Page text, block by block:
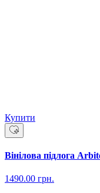
Купити
Вінілова підлога
1490.00 грн.